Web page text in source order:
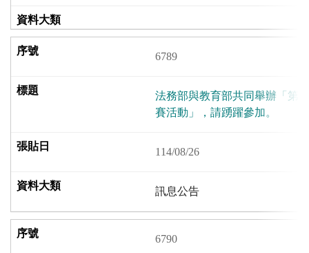
6789
法務部與教育部共同舉辦「第
賽活動」，請踴躍參加。
114/08/26
訊息公告
6790